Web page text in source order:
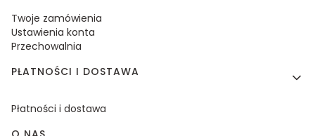
Twoje zamówienia
Ustawienia konta
Przechowalnia
PŁATNOŚCI I DOSTAWA
Płatności i dostawa